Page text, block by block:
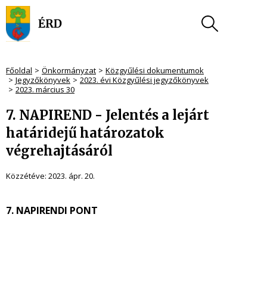
Főoldal Önkormányzat
Közgyűlési dokumentumok
Jegyzőkönyvek
2023. évi Közgyűlési jegyzőkönyvek
2023. március 30
7. NAPIREND - Jelentés a lejárt
határidejű határozatok
végrehajtásáról
Közzétéve: 2023. ápr. 20.
7. NAPIRENDI PONT